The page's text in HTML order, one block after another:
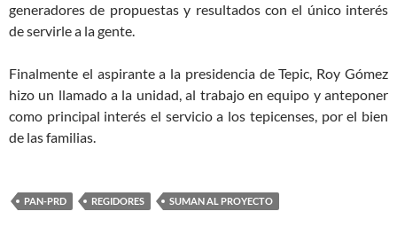
generadores de propuestas y resultados con el único interés
de servirle a la gente.
Finalmente el aspirante a la presidencia de Tepic, Roy Gómez
hizo un llamado a la unidad, al trabajo en equipo y anteponer
como principal interés el servicio a los tepicenses, por el bien
de las familias.
PAN-PRD REGIDORES SUMAN AL PROYECTO